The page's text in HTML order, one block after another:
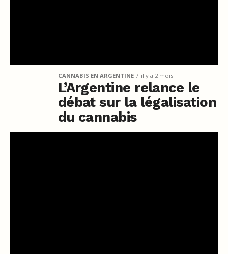
CANNABIS EN ARGENTINE il y a 2 mois
L’Argentine relance le
débat sur la légalisation
du cannabis